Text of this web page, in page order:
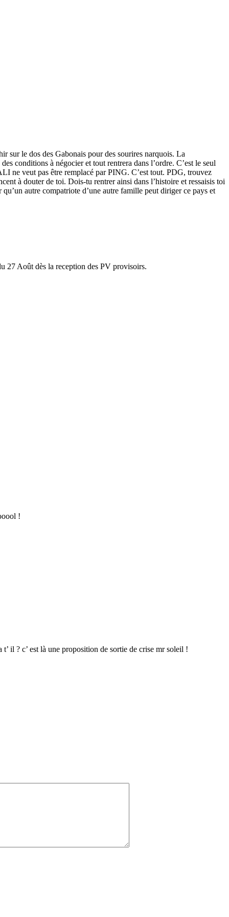
sur le dos des Gabonais pour des sourires narquois. La
conditions à négocier et tout rentrera dans l’ordre. C’est le seul
ne veut pas être remplacé par PING. C’est tout. PDG, trouvez
à douter de toi. Dois-tu rentrer ainsi dans l’histoire et ressaisis toi
autre compatriote d’une autre famille peut diriger ce pays et
27 Août dès la reception des PV provisoirs.
!
il ? c’ est là une proposition de sortie de crise mr soleil !